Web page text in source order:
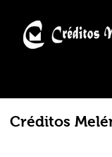
Créditos